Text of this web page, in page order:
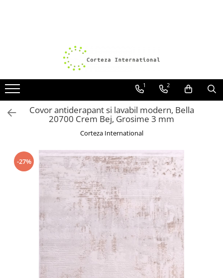
Covoare Moderne
Covoare Antiderapante si lavabile
Covoare Living
Covoare Bucatarie
Covoare Dormitor
Covoare Pufoase
Traverse antiderapante
1 2
Covor antiderapant si lavabil modern, Bella
20700 Crem Bej, Grosime 3 mm
Corteza International
-27%